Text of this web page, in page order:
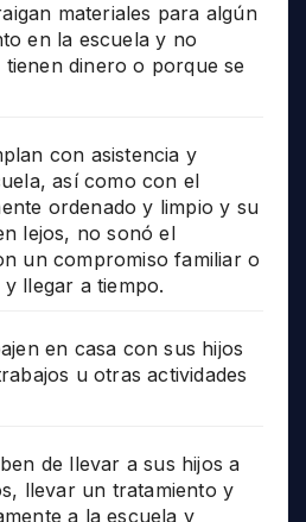
materiales para algún
en la escuela y no
dinero o porque se
con asistencia y
así como con el
ordenado y limpio y su
lejos, no sonó el
un compromiso familiar o
llegar a tiempo.
en casa con sus hijos
u otras actividades
de llevar a sus hijos a
llevar un tratamiento y
a la escuela y